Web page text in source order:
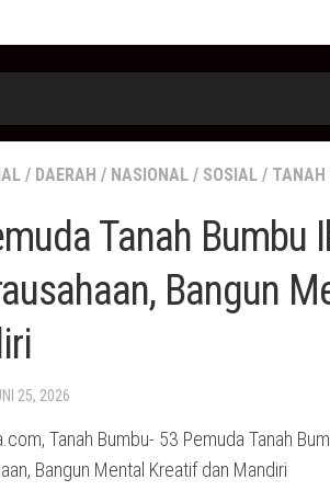
/ DAERAH / NASIONAL / SOSIAL / TANAH
Tanah Bumbu
Bangun
25, 2026
Tanah Bumbu- 53 Pemuda Tanah
Bangun Mental Kreatif dan Mandiri